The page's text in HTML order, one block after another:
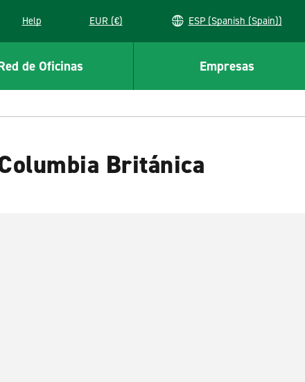
window
Help EUR (€) ESP (Spanish (Spain))
de Oficinas Empresas
Británica